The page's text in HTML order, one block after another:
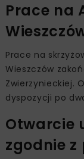
Prace na
Prace na
Wieszczów
Zwierzynieckiej.
dyspozycji po
Otwarcie
zgodnie